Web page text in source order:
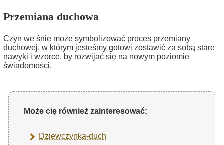
Przemiana duchowa
Czyn we śnie może symbolizować proces przemiany
duchowej, w którym jesteśmy gotowi zostawić za sobą stare
nawyki i wzorce, by rozwijać się na nowym poziomie
świadomości.
Może cię również zainteresować:
Dziewczynka-duch